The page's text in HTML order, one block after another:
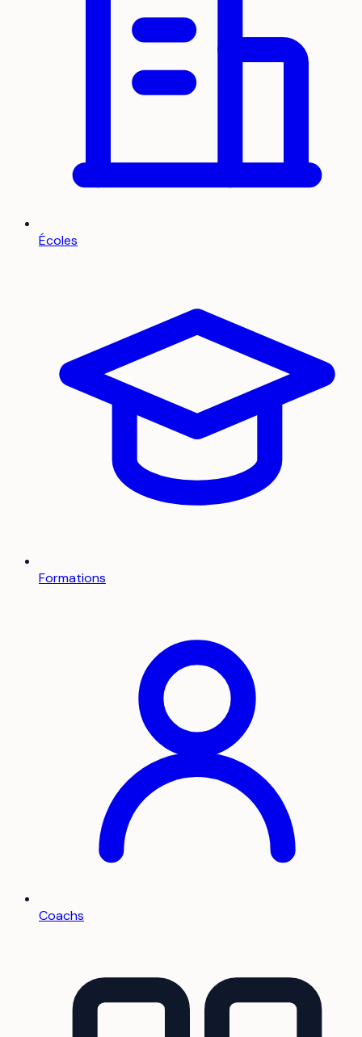
Écoles
Formations
Coachs